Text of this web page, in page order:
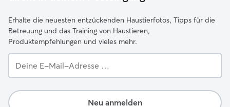
Erhalte die neuesten entzückenden Haustierfotos, Tipps für die
Betreuung und das Training von Haustieren,
Produktempfehlungen und vieles mehr.
E-
Adresse …
Neu anmelden